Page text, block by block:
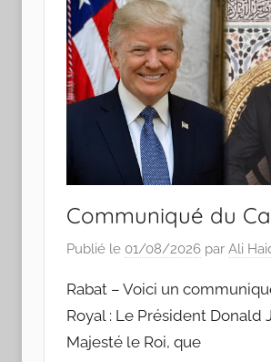
Communiqué du
Publié le 01/08/2026 par Ali
Rabat – Voici un
Royal : Le Président Donald
Majesté le Roi, que